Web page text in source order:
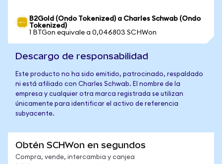
B2Gold (Ondo Tokenized) a Charles Schwab (Ondo
Tokenized)
1 BTGon equivale a 0,046803 SCHWon
Descargo de responsabilidad
Este producto no ha sido emitido, patrocinado, respaldado
ni está afiliado con Charles Schwab. El nombre de la
empresa y cualquier otra marca registrada se utilizan
únicamente para identificar el activo de referencia
subyacente.
Obtén SCHWon en segundos
Compra, vende, intercambia y canjea